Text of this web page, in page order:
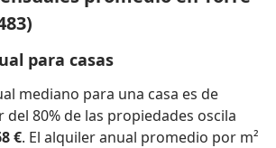
para casas
mediano para una casa es de
del 80% de las propiedades oscila
€. El alquiler anual promedio por m²